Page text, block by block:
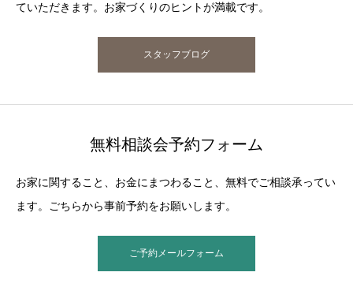
ていただきます。お家づくりのヒントが満載です。
スタッフブログ
無料相談会予約フォーム
お家に関すること、お金にまつわること、無料でご相談承ってい
ます。ごちらから事前予約をお願いします。
ご予約メールフォーム